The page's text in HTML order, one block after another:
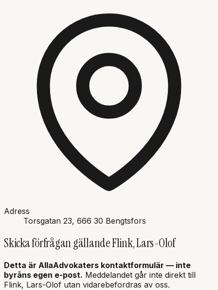
Adress
Torsgatan 23, 666 30 Bengtsfors
Skicka förfrågan gällandeFlink, Lars-Olof
Detta är AllaAdvokaters kontaktformulär — inte
byråns egen e-post. Meddelandet går inte direkt till
Flink, Lars-Olof utan vidarebefordras av oss.